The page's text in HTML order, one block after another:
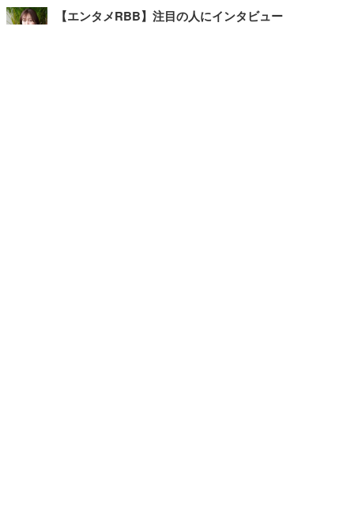
【エンタメRBB】注目の人にインタビュー